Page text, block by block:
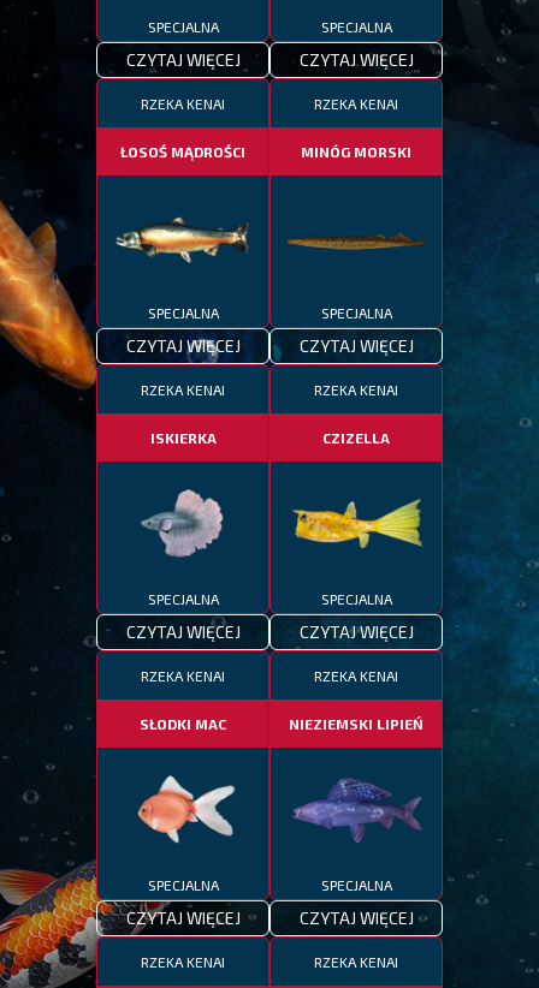
SPECJALNA
CZYTAJ WIĘCEJ
SPECJALNA
CZYTAJ WIĘCEJ
RZEKA KENAI
ŁOSOŚ MĄDROŚCI
SPECJALNA
CZYTAJ WIĘCEJ
RZEKA KENAI
MINÓG MORSKI
SPECJALNA
CZYTAJ WIĘCEJ
RZEKA KENAI
ISKIERKA
SPECJALNA
CZYTAJ WIĘCEJ
RZEKA KENAI
CZIZELLA
SPECJALNA
CZYTAJ WIĘCEJ
RZEKA KENAI
SŁODKI MAC
SPECJALNA
CZYTAJ WIĘCEJ
RZEKA KENAI
NIEZIEMSKI LIPIEŃ
SPECJALNA
CZYTAJ WIĘCEJ
RZEKA KENAI RZEKA KENAI